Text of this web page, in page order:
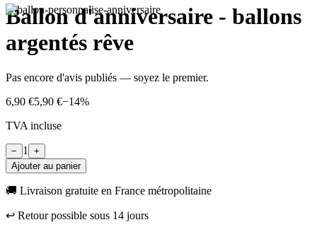
Ballon d'anniversaire - ballons
argentés rêve
Pas encore d'avis publiés — soyez le premier.
6,90 €5,90 €−14%
TVA incluse
− 1
+
Ajouter au panier
🚚 Livraison gratuite en France métropolitaine
↩︎ Retour possible sous 14 jours